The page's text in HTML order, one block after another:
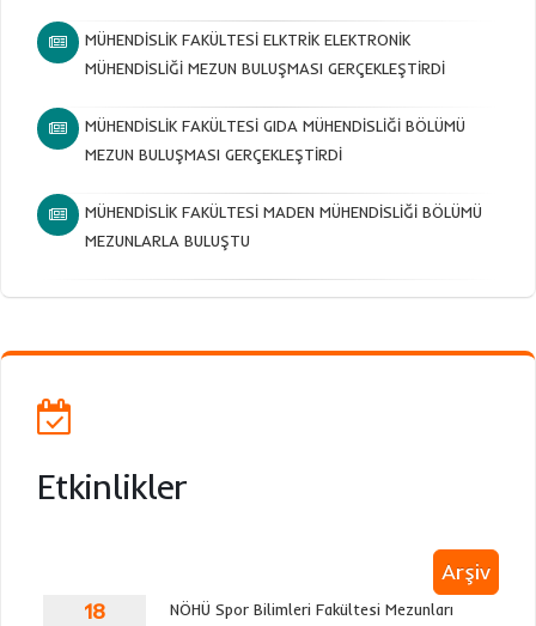
MÜHENDİSLİK FAKÜLTESİ ELKTRİK ELEKTRONİK
MÜHENDİSLİĞİ MEZUN BULUŞMASI GERÇEKLEŞTİRDİ
MÜHENDİSLİK FAKÜLTESİ GIDA MÜHENDİSLİĞİ BÖLÜMÜ
MEZUN BULUŞMASI GERÇEKLEŞTİRDİ
MÜHENDİSLİK FAKÜLTESİ MADEN MÜHENDİSLİĞİ BÖLÜMÜ
MEZUNLARLA BULUŞTU
Etkinlikler
Arşiv
18
NÖHÜ Spor Bilimleri Fakültesi Mezunları